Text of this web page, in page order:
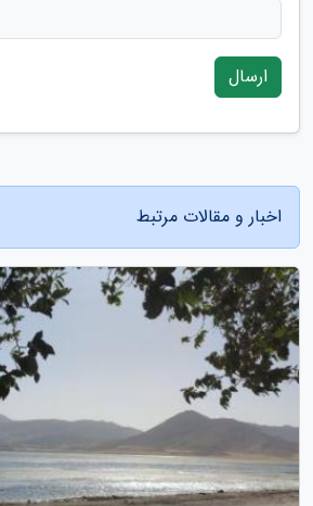
ارسال
اخبار و مقالات مرتبط